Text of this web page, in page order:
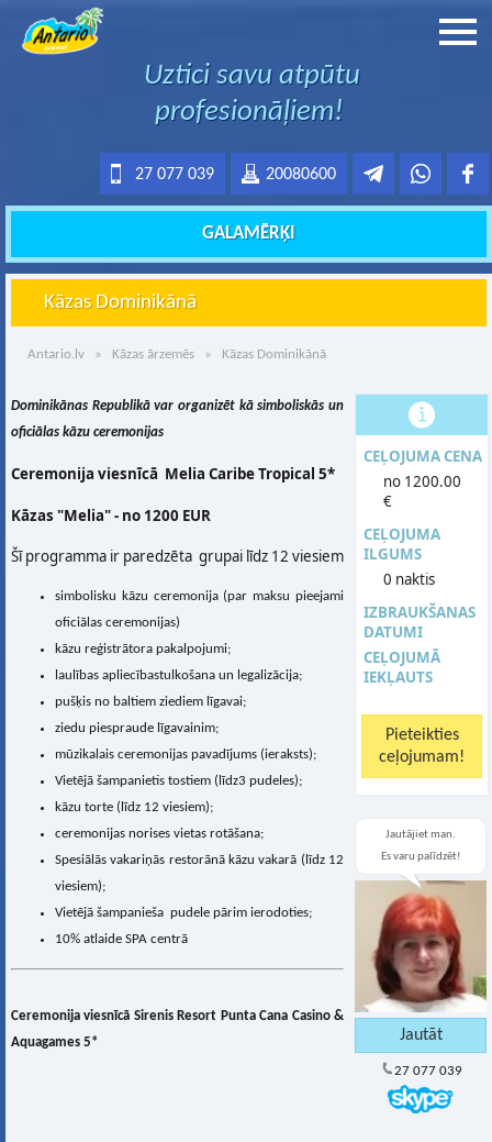
Uztici savu atpūtu
profesionāļiem!
20080600
27 077 039
GALAMĒRĶI
Kāzas Dominikānā
Antario.lv » Kāzas ārzemēs » Kāzas Dominikānā
CEĻOJUMA CENA
no 1200.00
€
CEĻOJUMA
ILGUMS
0 naktis
IZBRAUKŠANAS
DATUMI
CEĻOJUMĀ
IEKĻAUTS
Jautājiet man.
Es varu palīdzēt!
27 077 039
Dominikānas Republikā var organizēt kā simboliskās un
oficiālas kāzu ceremonijas
Ceremonija viesnīcā Melia Caribe Tropical 5*
Kāzas "Melia" - no 1200 EUR
Šī programma ir paredzēta grupai līdz 12 viesiem
simbolisku kāzu ceremonija (par maksu pieejami
oficiālas ceremonijas)
kāzu reģistrātora pakalpojumi;
laulības apliecībastulkošana un legalizācija;
pušķis no baltiem ziediem līgavai;
ziedu piespraude līgavainim;
mūzikalais ceremonijas pavadījums (ieraksts);
Vietējā šampanietis tostiem (līdz3 pudeles);
kāzu torte (līdz 12 viesiem);
ceremonijas norises vietas rotāšana;
Spesiālās vakariņās restorānā kāzu vakarā (līdz 12
viesiem);
Vietējā šampanieša pudele pārim ierodoties;
10% atlaide SPA centrā
Ceremonija viesnīcā Sirenis Resort Punta Cana Casino &
Aquagames 5*